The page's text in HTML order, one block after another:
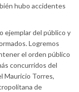
hubo accidentes
ejemplar del público y
Logremos
el orden público
concurridos del
Mauricio Torres,
de